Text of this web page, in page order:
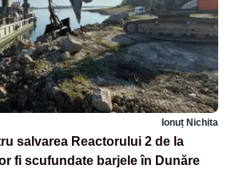
Ionuț Nichita
salvarea Reactorului 2 de la
fi scufundate barjele în Dunăre